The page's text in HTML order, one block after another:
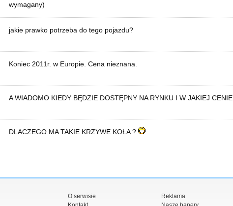
wymagany)
jakie prawko potrzeba do tego pojazdu?
Koniec 2011r. w Europie. Cena nieznana.
A WIADOMO KIEDY BĘDZIE DOSTĘPNY NA RYNKU I W JAKIEJ CENIE
DLACZEGO MA TAKIE KRZYWE KOŁA ?
O serwisie
Reklama